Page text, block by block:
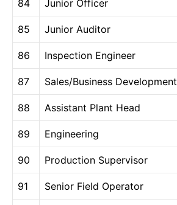
84 Junior Officer
85 Junior Auditor
86 Inspection Engineer
87 Sales/Business Development
88 Assistant Plant Head
89 Engineering
90 Production Supervisor
91 Senior Field Operator